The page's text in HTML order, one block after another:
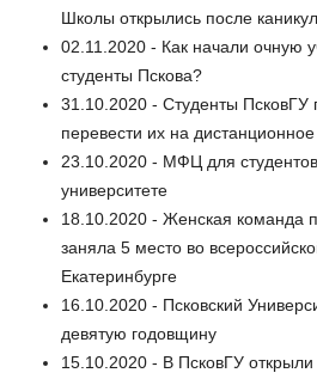
Школы открылись после каникул
02.11.2020 - Как начали очную
студенты Пскова?
31.10.2020 - Студенты ПсковГУ
перевести их на
23.10.2020 - МФЦ для
университете
18.10.2020 - Женская команда
заняла 5 место во
Екатеринбурге
16.10.2020 - Псковский
девятую годовщину
15.10.2020 - В ПсковГУ